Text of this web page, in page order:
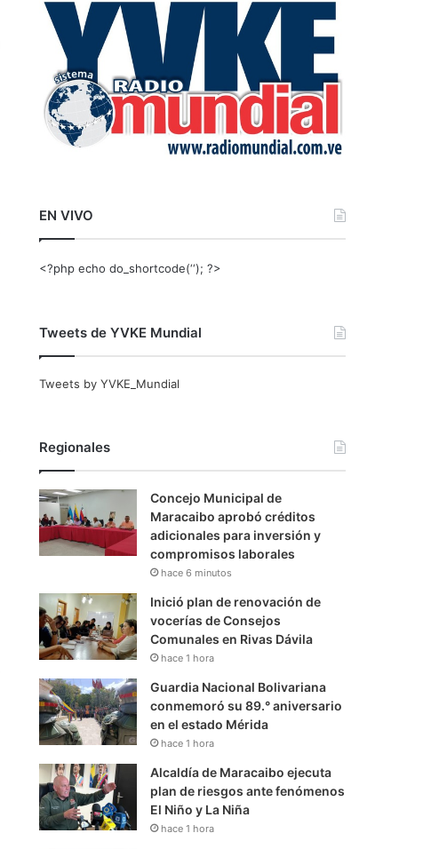
r
EN VIVO
<?php echo do_shortcode(‘‘); ?>
Tweets de YVKE Mundial
Tweets by YVKE_Mundial
Regionales
Concejo Municipal de
Maracaibo aprobó créditos
adicionales para inversión y
compromisos laborales
hace 6 minutos
Inició plan de renovación de
vocerías de Consejos
Comunales en Rivas Dávila
hace 1 hora
Guardia Nacional Bolivariana
conmemoró su 89.° aniversario
en el estado Mérida
hace 1 hora
Alcaldía de Maracaibo ejecuta
plan de riesgos ante fenómenos
El Niño y La Niña
hace 1 hora